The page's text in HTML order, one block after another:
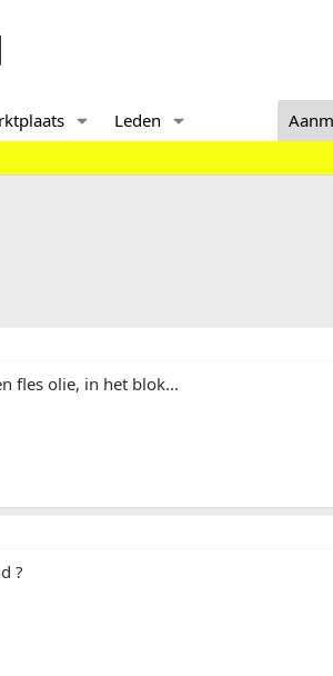
Leden
fles olie, in het blok...
?